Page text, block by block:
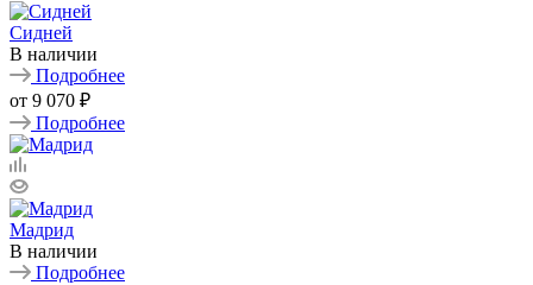
Сидней
В наличии
Подробнее
от 9 070 ₽
Подробнее
Мадрид
В наличии
Подробнее